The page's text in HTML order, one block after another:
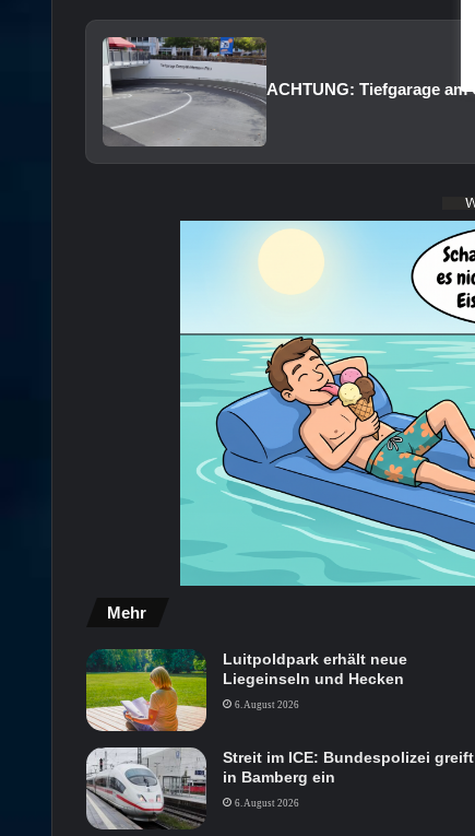
Mehr
Luitpoldpark erhält neue
Liegeinseln und Hecken
6. August 2026
Streit im ICE: Bundespolizei greift
in Bamberg ein
6. August 2026